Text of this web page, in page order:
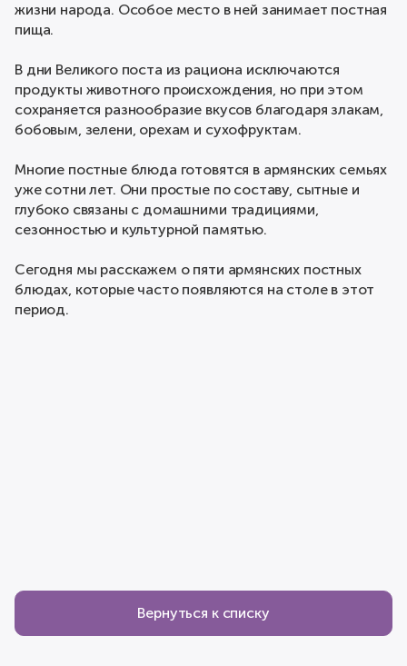
жизни народа. Особое место в ней занимает постная
пища.
В дни Великого поста из рациона исключаются
продукты животного происхождения, но при этом
сохраняется разнообразие вкусов благодаря злакам,
бобовым, зелени, орехам и сухофруктам.
Многие постные блюда готовятся в армянских семьях
уже сотни лет. Они простые по составу, сытные и
глубоко связаны с домашними традициями,
сезонностью и культурной памятью.
Сегодня мы расскажем о пяти армянских постных
блюдах, которые часто появляются на столе в этот
период.
Вернуться к списку